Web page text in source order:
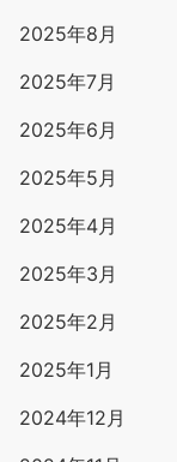
2025年8月
2025年7月
2025年6月
2025年5月
2025年4月
2025年3月
2025年2月
2025年1月
2024年12月